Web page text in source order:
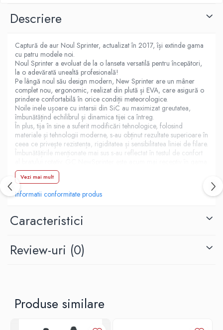
Carlige la rapitor
Naluci
Accesorii rapitor
Monturi rapitor
Forfaci la rapitor
Momeli la rapitor
Nada si momeala
Nada
Pelete
Boiles
Pop-up
Momeala artificiala
Aditivi, arome, dipuri
Bagajerie pescuit
Penare
Descriere
Captură de aur Noul Sprinter, actualizat în 2017, își extinde gama
cu patru modele noi.
Noul Sprinter a evoluat de la o lanseta versatilă pentru începători,
la o adevărată unealtă profesională!
Pe lângă noul său design modern, New Sprinter are un mâner
complet nou, ergonomic, realizat din plută și EVA, care asigură o
prindere confortabilă în orice condiții meteorologice.
Noile inele ușoare cu intarsii din SiC au maximizat greutatea,
îmbunătățind echilibrul și dinamica tijei ca întreg.
În plus, tija în sine a suferit modificări tehnologice, folosind
materiale și tehnologii moderne, s-au obținut rezultate superioare în
ceea ce privește rezistența, rigiditatea și sensibilitatea liniei de filare.
Îmbunătățirile menționate mai sus s-au reflectat în testul de confort
inferioară, atât vizual cât și tactil.
Reînnoit NewSprinter este încă o tijă universală, dar a câștigat
tendința de jig. Slingul mediu-rapid asigură o lansare confortabilă
la distanțe lungi, chiar și cu momeli de navigație, iar rigiditatea
un cârlig de calitate la orice distanță.
Vezi mai mult
Informatii conformitate produs
Caracteristici
Review-uri (0)
Produse similare